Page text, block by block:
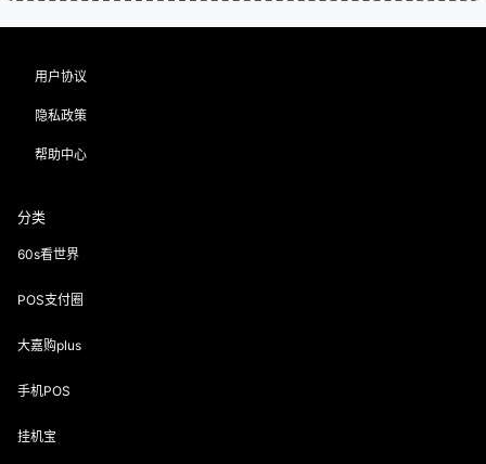
用户协议
隐私政策
帮助中心
分类
60s看世界
POS支付圈
大嘉购plus
手机POS
挂机宝